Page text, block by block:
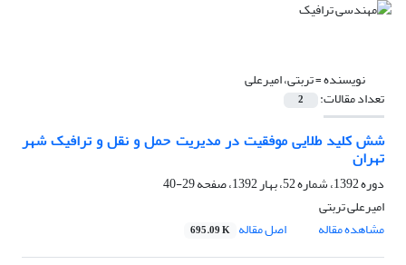
نویسنده =تربتی، امیرعلی
تعداد مقالات: 2
شش کلید طلایی موفقیت در مدیریت حمل و نقل و ترافیک شهر
تهران
دوره 1392، شماره 52، بهار 1392، صفحه
29-40
امیرعلی تربتی
مشاهده مقاله
اصل مقاله 695.09 K